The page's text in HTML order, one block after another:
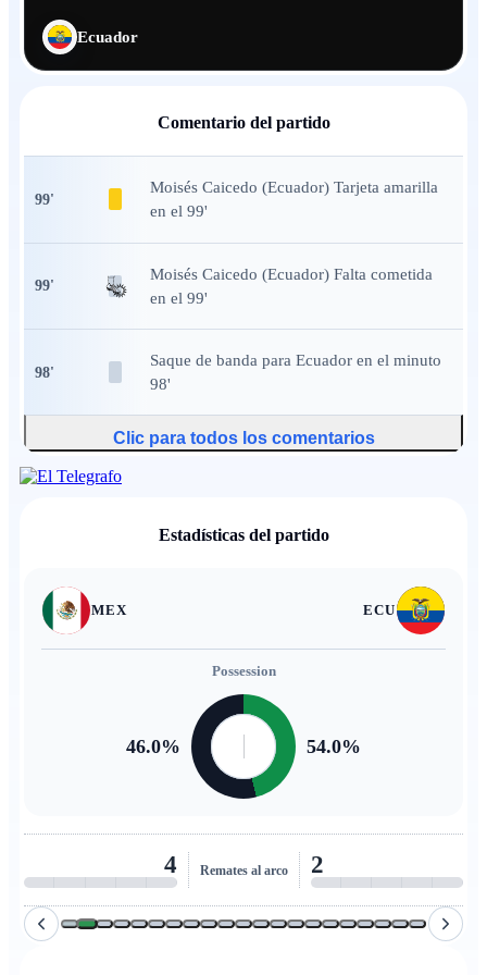
Ecuador
Comentario del partido
99'
Moisés Caicedo (Ecuador) Tarjeta amarilla
en el 99'
99'
Moisés Caicedo (Ecuador) Falta cometida
en el 99'
98'
Saque de banda para Ecuador en el minuto
98'
Clic para todos los comentarios
Estadísticas del partido
MEX ECU
Possession
46.0% 54.0%
4 Remates al arco 2